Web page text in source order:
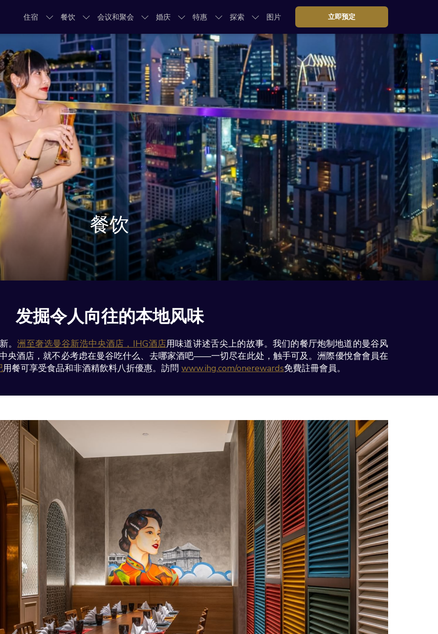
住宿 餐饮 会议和聚会 婚庆 特惠 探索 图片 立即预定
餐饮
发掘令人向往的本地风味
。洲至奢选曼谷新浩中央酒店，IHG酒店用味道讲述舌尖上的故事。我们的餐厅炮制地道的曼谷风
央酒店，就不必考虑在曼谷吃什么、去哪家酒吧——一切尽在此处，触手可及。洲際優悅會會員在
用餐可享受食品和非酒精飲料八折優惠。訪問 www.ihg.com/onerewards免費註冊會員。